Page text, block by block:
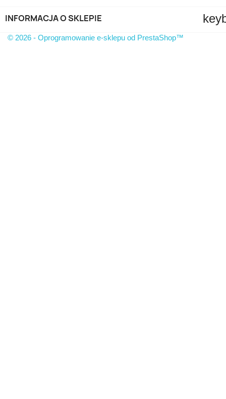
INFORMACJA O SKLEPIE
© 2026 - Oprogramowanie e-sklepu od PrestaShop™